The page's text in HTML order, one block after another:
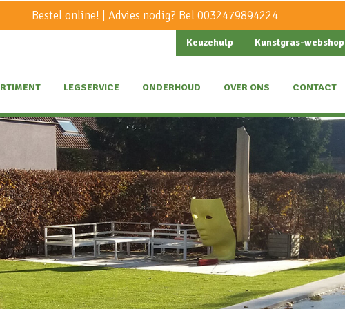
Bestel online! | Advies nodig? Bel0032479894224
Keuzehulp Kunstgras-webshop
LEGSERVICE ONDERHOUD OVER ONS CONTACT